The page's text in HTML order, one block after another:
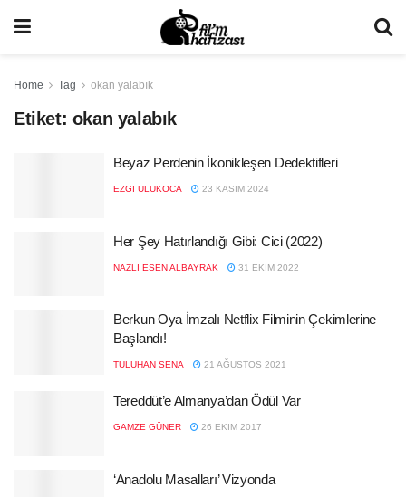
Home Tag okan yalabık
Etiket: okan yalabık
Beyaz Perdenin İkonikleşen Dedektifleri
EZGI ULUKOCA 23 KASIM 2024
Her Şey Hatırlandığı Gibi: Cici (2022)
NAZLI ESEN ALBAYRAK 31 EKIM 2022
Berkun Oya İmzalı Netflix Filminin Çekimlerine
Başlandı!
TULUHAN SENA 21 AĞUSTOS 2021
Tereddüt’e Almanya’dan Ödül Var
GAMZE GÜNER 26 EKIM 2017
‘Anadolu Masalları’ Vizyonda